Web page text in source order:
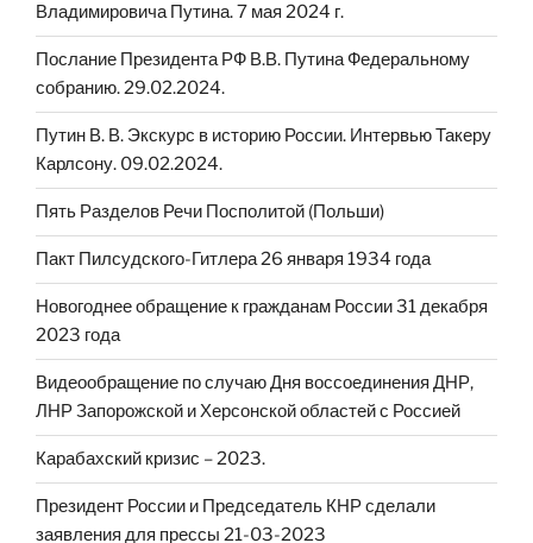
Владимировича Путина. 7 мая 2024 г.
Послание Президента РФ В.В. Путина Федеральному
собранию. 29.02.2024.
Путин В. В. Экскурс в историю России. Интервью Такеру
Карлсону. 09.02.2024.
Пять Разделов Речи Посполитой (Польши)
Пакт Пилсудского-Гитлера 26 января 1934 года
Новогоднее обращение к гражданам России 31 декабря
2023 года
Видеообращение по случаю Дня воссоединения ДНР,
ЛНР Запорожской и Херсонской областей с Россией
Карабахский кризис – 2023.
Президент России и Председатель КНР сделали
заявления для прессы 21-03-2023